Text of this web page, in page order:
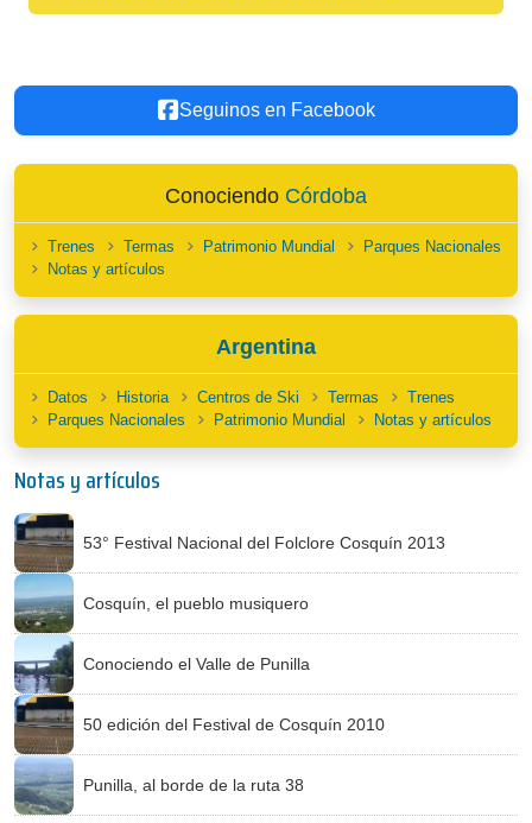
Seguinos en Facebook
Conociendo Córdoba
Trenes Termas Patrimonio Mundial
Parques Nacionales
Notas y artículos
Argentina
Datos Historia Centros de Ski Termas
Trenes
Parques Nacionales
Patrimonio Mundial Notas y artículos
Notas y artículos
53° Festival Nacional del Folclore Cosquín 2013
Cosquín, el pueblo musiquero
Conociendo el Valle de Punilla
50 edición del Festival de Cosquín 2010
Punilla, al borde de la ruta 38